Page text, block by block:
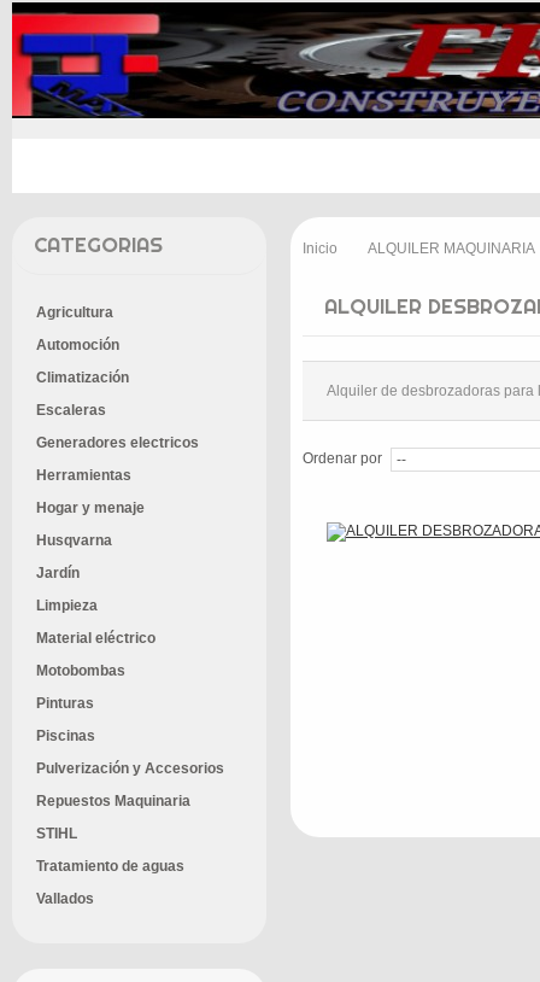
CATEGORIAS
Agricultura
Automoción
Climatización
Escaleras
Generadores electricos
Herramientas
Hogar y menaje
Husqvarna
Jardín
Limpieza
Material eléctrico
Motobombas
Pinturas
Piscinas
Pulverización y Accesorios
Repuestos Maquinaria
STIHL
Tratamiento de aguas
Vallados
Inicio ALQUILER MAQUINARIA
ALQUILER
Alquiler de desbrozadoras
Ordenar por